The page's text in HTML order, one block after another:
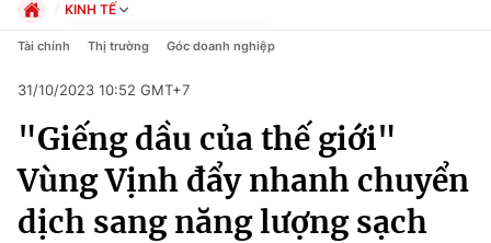
Chuyên mục
Chính trị
Xã hội
KINH TẾ
Chính trị
Pháp luật
Kinh tế
Thể thao
Truyền hình
Văn hóa - Giải trí
Tài chính Thị trường Góc doanh nghiệp
31/10/2023 10:52 GMT+7
"Giếng dầu của thế giới"
Vùng Vịnh đẩy nhanh chuyển
dịch sang năng lượng sạch